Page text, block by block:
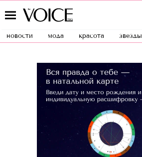
новости мода красота звезды